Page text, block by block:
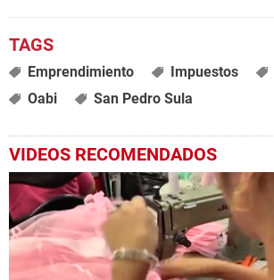
Emprendimiento Impuestos
Oabi
San Pedro Sula
VIDEOS RECOMENDADOS